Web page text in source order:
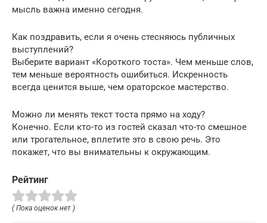
мысль важна именно сегодня.
Как поздравить, если я очень стесняюсь публичных
выступлений?
Выберите вариант «Короткого тоста». Чем меньше слов,
тем меньше вероятность ошибиться. Искренность
всегда ценится выше, чем ораторское мастерство.
Можно ли менять текст тоста прямо на ходу?
Конечно. Если кто-то из гостей сказал что-то смешное
или трогательное, вплетите это в свою речь. Это
покажет, что вы внимательны к окружающим.
Рейтинг
( Пока оценок нет )